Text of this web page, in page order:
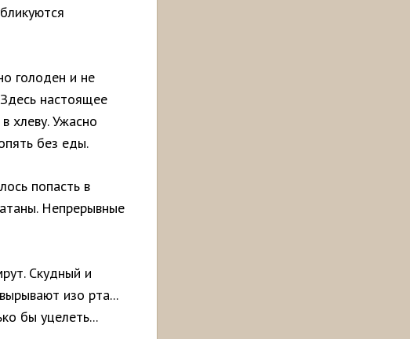
голоден и не
настоящее
хлеву. Ужасно
без еды.
попасть в
Непрерывные
Скудный и
изо рта...
бы уцелеть...